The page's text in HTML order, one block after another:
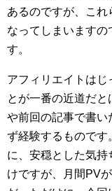
あるのですが、こ
なってしまいますの
す。
アフィリエイトはじ
とが一番の近道だ
や前回の記事で書い
ず経験するものです
に、安穏とした気
けですが、月間PV